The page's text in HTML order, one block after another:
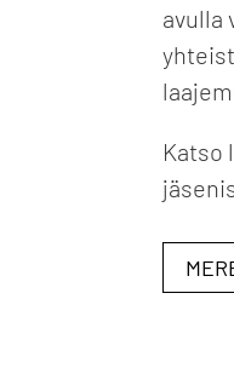
avulla
Katso